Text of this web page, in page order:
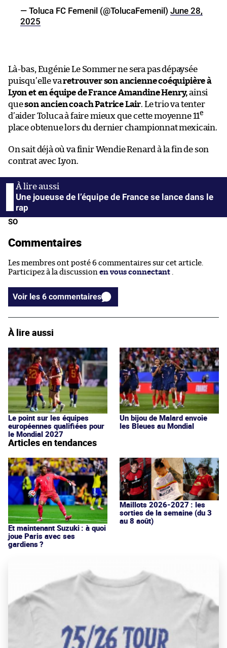
— Toluca FC Femenil (@TolucaFemenil) June 28,
2025
Là-bas, Eugénie Le Sommer ne sera pas dépaysée
puisqu’elle varetrouver son ancienne coéquipière à
Lyon et en équipe de France Amandine Henry,ainsi
queson ancien coach Patrice Lair. Le trio va tenter
d’aider Toluca à faire mieux que cette moyenne 11e
place obtenue lors du dernier championnat mexicain.
On sait déjà où va finir Wendie Renard à la fin de son
contrat avec Lyon.
Une joueuse de l’équipe de France se lance dans le
rap
SO
Commentaires
Les membres ont posté 6 commentaires sur cet article.
Participez à la discussion en vous connectant
Voir les 6 commentaires
À lire aussi
Le point sur les équipes
européennes qualifiées pour
le Mondial 2027
Un bijou de Malard envoie
les Bleues au Mondial
Articles en tendances
Et maintenant Suzuki : à quoi
joue Paris avec ses
gardiens ?
Maillots 2026-2027 : les
sorties de la semaine (du 3
au 8 août)